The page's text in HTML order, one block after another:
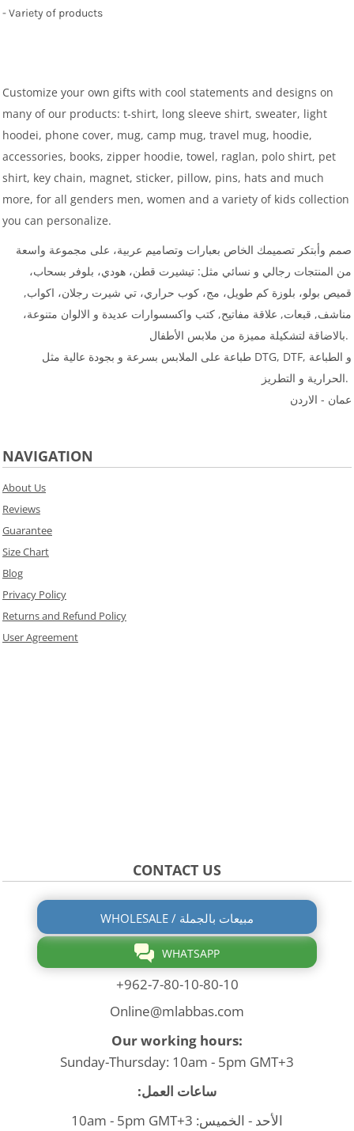
- Variety of products
Customize your own gifts with cool statements and designs on
many of our products: t-shirt, long sleeve shirt, sweater, light
hoodei, phone cover, mug, camp mug, travel mug, hoodie,
accessories, books, zipper hoodie, towel, raglan, polo shirt, pet
shirt, key chain, magnet, sticker, pillow, pins, hats and much
more, for all genders men, women and a variety of kids collection
you can personalize.
صمم وأبتكر تصميمك الخاص بعبارات وتصاميم عربية، على مجموعة واسعة
من المنتجات رجالي و نسائي مثل: تيشيرت قطن، هودي، بلوفر بسحاب،
قميص بولو، بلوزة كم طويل، مج، كوب حراري، تي شيرت رجلان، اكواب,
مناشف, قبعات, علاقة مفاتيح, كتب واكسسوارات عديدة و الالوان متنوعة،
بالاضاقة لتشكيلة مميزة من ملابس الأطفال.
طباعة على الملابس بسرعة و بجودة عالية مثل DTG, DTF, و الطباعة
الحرارية و التطريز.
عمان - الاردن
NAVIGATION
About Us
Reviews
Guarantee
Size Chart
Blog
Privacy Policy
Returns and Refund Policy
User Agreement
CONTACT US
WHOLESALE / مبيعات بالجملة
WHATSAPP
+962-7-80-10-80-10
Online@mlabbas.com
Our working hours:
Sunday-Thursday: 10am - 5pm GMT+3
ساعات العمل:
الأحد - الخميس: 10am - 5pm GMT+3